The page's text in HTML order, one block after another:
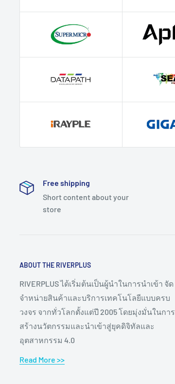
Free shipping
Short content about your
store
ABOUT THE RIVERPLUS
RIVERPLUS ได้เริ่มต้นเป็นผู้นำในการนำเข้า จัด
จำหน่ายสินค้าและบริการเทคโนโลยีแบบครบ
วงจร จากทั่วโลกตั้งแต่ปี 2005 โดยมุ่งมั่นในการ
สร้างนวัตกรรมและนำเข้าสู่ยุคดิจิทัลและ
อุตสาหกรรม 4.0
Read More >>